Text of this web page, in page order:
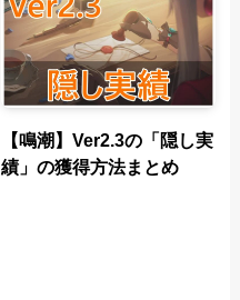
【鳴潮】Ver2.3の「隠し実
績」の獲得方法まとめ